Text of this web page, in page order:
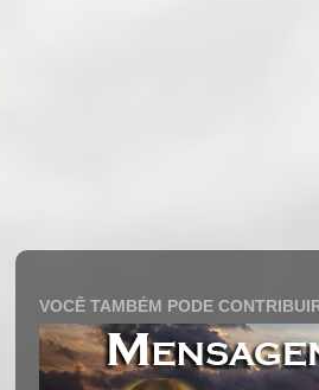
VOCÊ TAMBÉM PODE